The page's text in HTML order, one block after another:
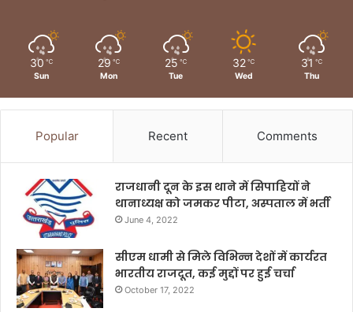
30 ℃
Sun
29 ℃
Mon
25 ℃
Tue
32 ℃
Wed
31 ℃
Thu
Popular Recent Comments
राजधानी दून के इस थाने में सिपाहियों ने
थानाध्यक्ष को जमकर पीटा, अस्पताल में भर्ती
June 4, 2022
सीएम धामी से मिले विभिन्न देशों में कार्यरत
भारतीय राजदूत, कई मुद्दों पर हुई चर्चा
October 17, 2022